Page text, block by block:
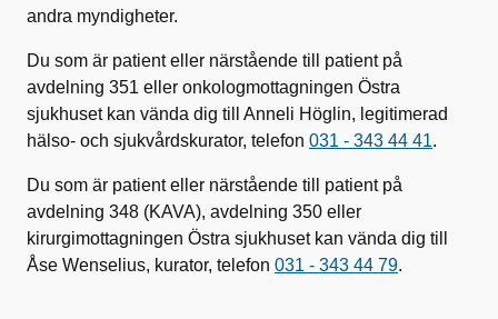
andra myndigheter.
Du som är patient eller närstående till patient på
avdelning 351 eller onkologmottagningen Östra
sjukhuset kan vända dig till Anneli Höglin, legitimerad
hälso- och sjukvårdskurator, telefon 031 - 343 44 41.
Du som är patient eller närstående till patient på
avdelning 348 (KAVA), avdelning 350 eller
kirurgimottagningen Östra sjukhuset kan vända dig till
Åse Wenselius, kurator, telefon 031 - 343 44 79.